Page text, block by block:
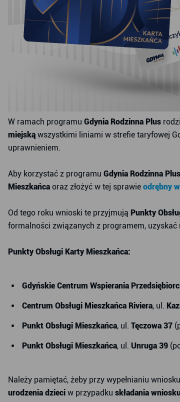
W ramach programu Gdynia Rodzinna Plus
miejską wszystkimi liniami w strefie taryfowej
uprawnieniem.
Aby korzystać z programu Gdynia Rodzinna Plus
Mieszkańca oraz złożyć w tej sprawie odrębny
Od tego roku wnioski te przyjmują Punkty
formalności związanych z programem,
Punkty Obsługi Karty Mieszkańca:
Gdyńskie Centrum Wspierania
Centrum Obsługi Mieszkańca Riviera, ul.
Punkt Obsługi Mieszkańca, ul. Tęczowa 37
Punkt Obsługi Mieszkańca, ul. Unruga 39
Należy pamiętać, żeby przy wypełnianiu wniosku
urodzenia dzieci w przypadku składania